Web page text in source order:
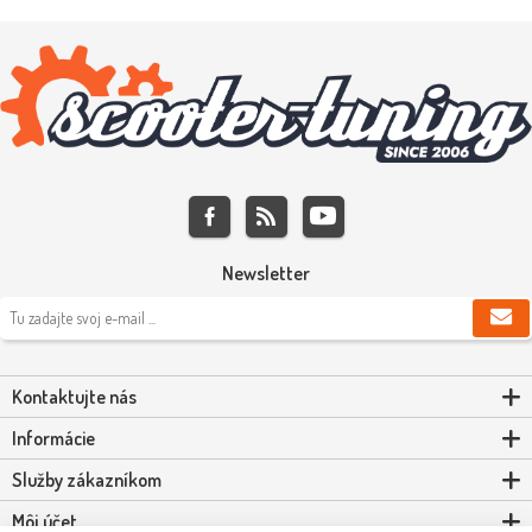
Newsletter
Kontaktujte nás
Informácie
Služby zákazníkom
Môj účet